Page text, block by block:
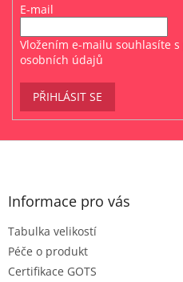
E-mail
Vložením e-mailu souhlasíte s
osobních údajů
PŘIHLÁSIT SE
Z
Informace pro vás
Tabulka velikostí
Péče o produkt
Certifikace GOTS